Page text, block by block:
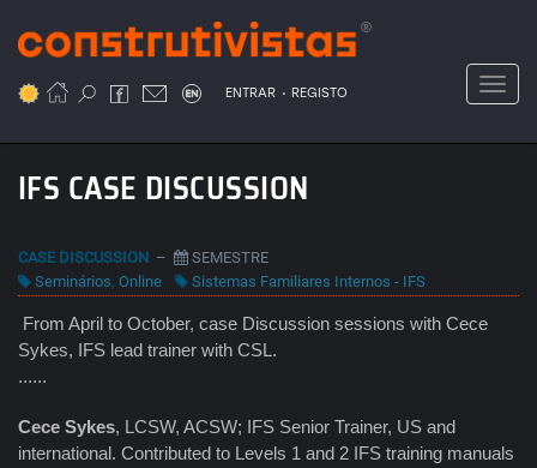
para
conteúdo
ENTRAR . REGISTO
IFS CASE DISCUSSION
CASE DISCUSSION –
SEMESTRE
Seminários, Online Sistemas Familiares Internos - IFS
From April to October, case Discussion sessions with Cece
Sykes, IFS lead trainer with CSL.
......
Cece Sykes, LCSW, ACSW; IFS Senior Trainer, US and
international. Contributed to Levels 1 and 2 IFS training manuals